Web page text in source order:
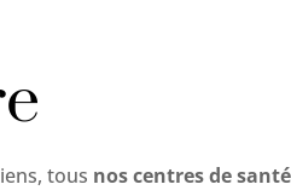
tous nos centres de